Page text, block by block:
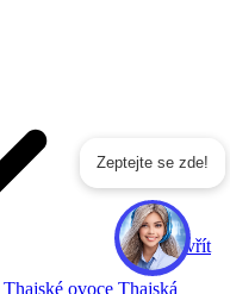
Otevřít
Thajské ovoce Thajská
Zeptejte se zde!